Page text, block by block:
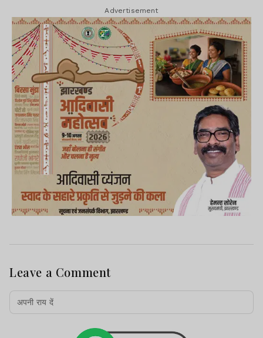
Advertisement
Leave a Comment